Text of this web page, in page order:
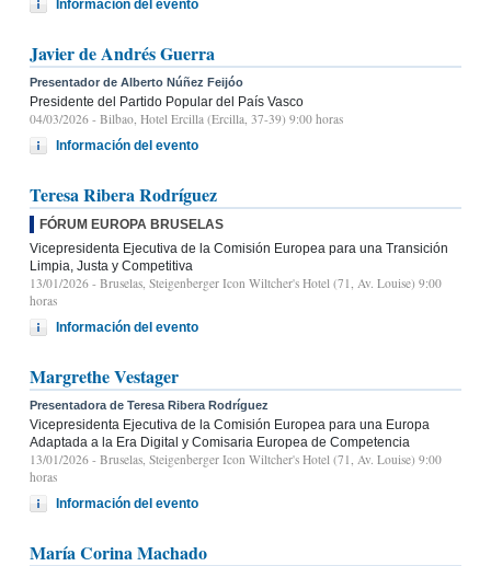
Información del evento
Javier de Andrés Guerra
Presentador de Alberto Núñez Feijóo
Presidente del Partido Popular del País Vasco
04/03/2026 - Bilbao, Hotel Ercilla (Ercilla, 37-39) 9:00 horas
Información del evento
Teresa Ribera Rodríguez
FÓRUM EUROPA BRUSELAS
Vicepresidenta Ejecutiva de la Comisión Europea para una Transición
Limpia, Justa y Competitiva
13/01/2026 - Bruselas, Steigenberger Icon Wiltcher's Hotel (71, Av. Louise) 9:00
horas
Información del evento
Margrethe Vestager
Presentadora de Teresa Ribera Rodríguez
Vicepresidenta Ejecutiva de la Comisión Europea para una Europa
Adaptada a la Era Digital y Comisaria Europea de Competencia
13/01/2026 - Bruselas, Steigenberger Icon Wiltcher's Hotel (71, Av. Louise) 9:00
horas
Información del evento
María Corina Machado